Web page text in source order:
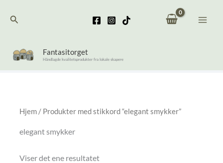
rettSøk
Fantasitorget
Håndlagde kvalitetsprodukter fra lokale skapere
Hjem / Produkter med stikkord “elegant smykker”
elegant smykker
Viser det ene resultatet